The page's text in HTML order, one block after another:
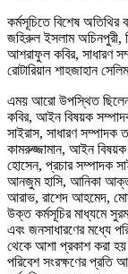
কর্মসূচিতে বিশেষ অতিথির
জহিরুল ইসলাম অচিনপুরী,
আশরাফুল কবির, সাধারণ
রোটারিয়ান শাহজাহান
এময় আরো উপস্থিত
কবির, আইন বিষয়ক
সাইরাস, সাধারণ সম্পাদক
কামরুজ্জামান, আইন
হোসেন, প্রচার সম্পাদক
আনজুম হাসি, আনিকা আক্তার
আরাভ, রাশেদ আহমেদ,
উক্ত কর্মসূচির মাধ্যমে
এবং জনসাধারণের মধ্যে
থেকে আশা প্রকাশ করা হয়
পরিবেশ সংরক্ষণের প্রতি